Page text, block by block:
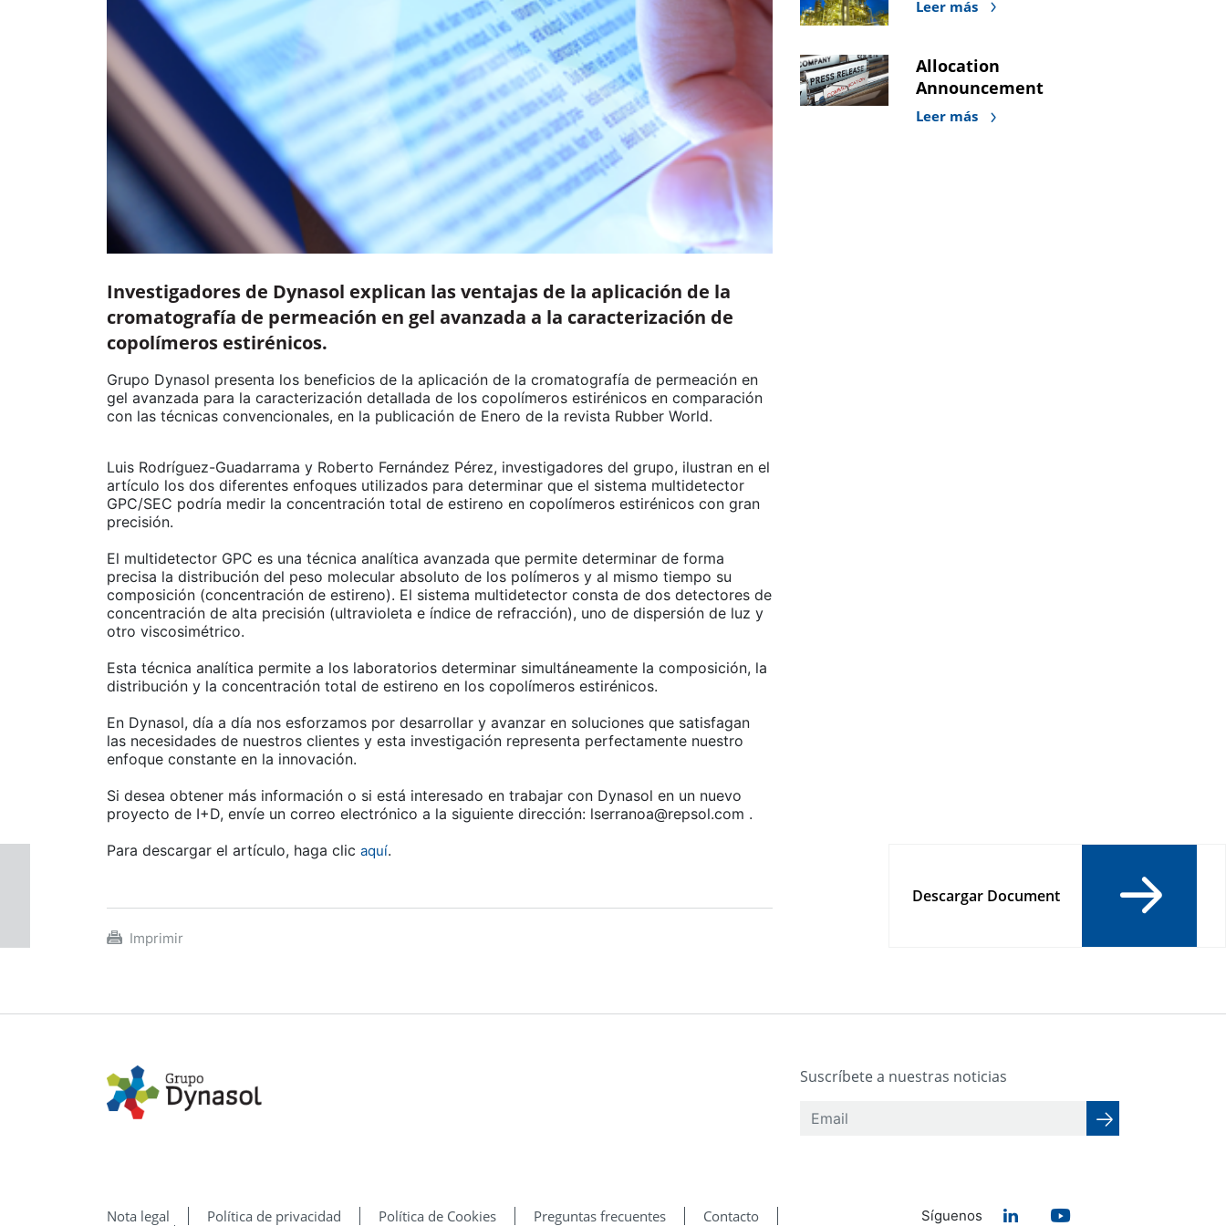
Investigadores de Dynasol explican las ventajas de la aplicación de la
cromatografía de permeación en gel avanzada a la caracterización de
copolímeros estirénicos.
Grupo Dynasol presenta los beneficios de la aplicación de la cromatografía de permeación en
gel avanzada para la caracterización detallada de los copolímeros estirénicos en comparación
con las técnicas convencionales, en la publicación de Enero de la revista Rubber World.
Luis Rodríguez-Guadarrama y Roberto Fernández Pérez, investigadores del grupo, ilustran en el
artículo los dos diferentes enfoques utilizados para determinar que el sistema multidetector
GPC/SEC podría medir la concentración total de estireno en copolímeros estirénicos con gran
precisión.
El multidetector GPC es una técnica analítica avanzada que permite determinar de forma
precisa la distribución del peso molecular absoluto de los polímeros y al mismo tiempo su
composición (concentración de estireno). El sistema multidetector consta de dos detectores de
concentración de alta precisión (ultravioleta e índice de refracción), uno de dispersión de luz y
otro viscosimétrico.
Esta técnica analítica permite a los laboratorios determinar simultáneamente la composición, la
distribución y la concentración total de estireno en los copolímeros estirénicos.
En Dynasol, día a día nos esforzamos por desarrollar y avanzar en soluciones que satisfagan
las necesidades de nuestros clientes y esta investigación representa perfectamente nuestro
enfoque constante en la innovación.
Si desea obtener más información o si está interesado en trabajar con Dynasol en un nuevo
proyecto de I+D, envíe un correo electrónico a la siguiente dirección: lserranoa@repsol.com .
Para descargar el artículo, haga clic aquí.
Imprimir
Leer más
Allocation
Announcement
Leer más
Descargar Document
Suscríbete a nuestras noticias
Nota legal Política de privacidad Política de Cookies Preguntas frecuentes
Contacto
Síguenos